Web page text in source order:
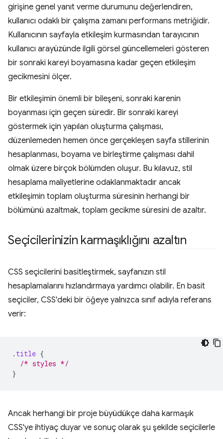
girişine genel yanıt verme durumunu değerlendiren,
kullanıcı odaklı bir çalışma zamanı performans metriğidir.
Kullanıcının sayfayla etkileşim kurmasından tarayıcının
kullanıcı arayüzünde ilgili görsel güncellemeleri gösteren
bir sonraki kareyi boyamasına kadar geçen etkileşim
gecikmesini ölçer.
Bir etkileşimin önemli bir bileşeni, sonraki karenin
boyanması için geçen süredir. Bir sonraki kareyi
göstermek için yapılan oluşturma çalışması,
düzenlemeden hemen önce gerçekleşen sayfa stillerinin
hesaplanması, boyama ve birleştirme çalışması dahil
olmak üzere birçok bölümden oluşur. Bu kılavuz, stil
hesaplama maliyetlerine odaklanmaktadır ancak
etkileşimin toplam oluşturma süresinin herhangi bir
bölümünü azaltmak, toplam gecikme süresini de azaltır.
Seçicilerinizin karmaşıklığını azaltın
CSS seçicilerini basitleştirmek, sayfanızın stil
hesaplamalarını hızlandırmaya yardımcı olabilir. En basit
seçiciler, CSS'deki bir öğeye yalnızca sınıf adıyla referans
verir:
. title {
/* styles */
}
Ancak herhangi bir proje büyüdükçe daha karmaşık
CSS'ye ihtiyaç duyar ve sonuç olarak şu şekilde seçicilerle